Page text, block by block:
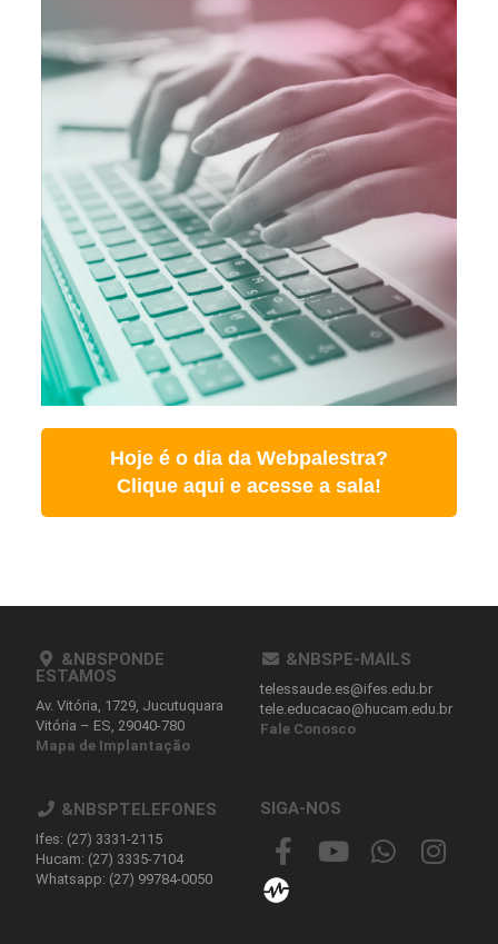
Hoje é o dia da Webpalestra?
Clique aqui e acesse a sala!
&NBSPONDE
ESTAMOS
Av. Vitória, 1729, Jucutuquara
Vitória – ES, 29040-780
Mapa de Implantação
&NBSPE-MAILS
telessaude.es@ifes.edu.br
tele.educacao@hucam.edu.br
Fale Conosco
&NBSPTELEFONES
Ifes: (27) 3331-2115
Hucam: (27) 3335-7104
Whatsapp: (27) 99784-0050
SIGA-NOS